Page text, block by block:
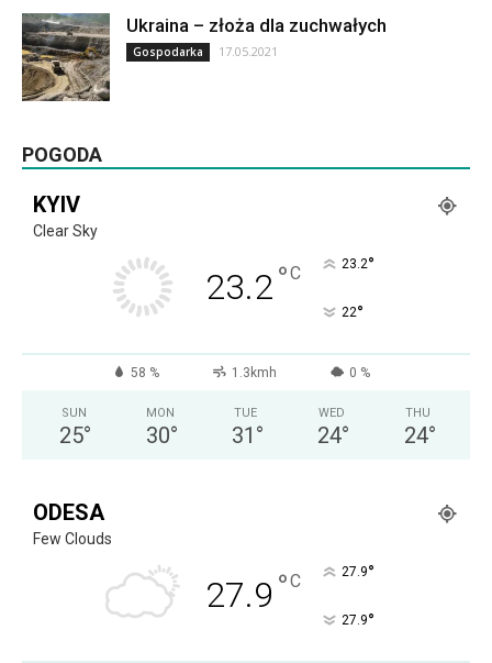
Ukraina – złoża dla zuchwałych
Gospodarka 17.05.2021
POGODA
KYIV
Clear Sky
23.2°C 23.2°
22°
58 % 1.3kmh 0 %
SUN
25°
MON
30°
TUE
31 °
WED
24°
THU
24°
ODESA
Few Clouds
27.9 °C 27.9°
27.9°